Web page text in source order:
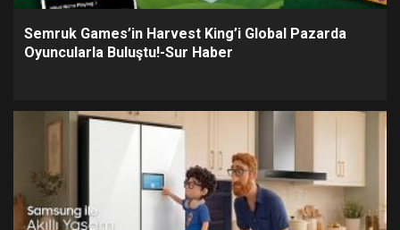
Semruk Games’in Harvest King’i Global Pazarda
Oyuncularla Buluştu!-Sur Haber